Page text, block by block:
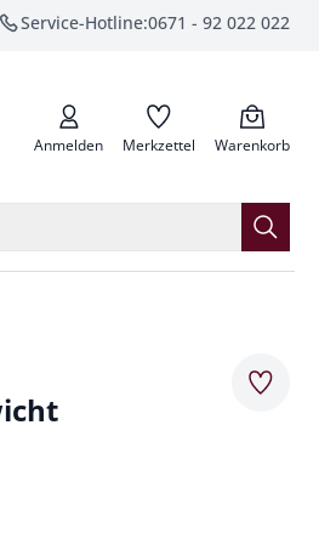
Service-Hotline:0671 - 92 022 022
anrufen
Anmelden Merkzettel Warenkorb